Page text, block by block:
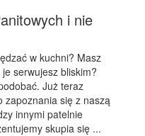
i nie
w kuchni? Masz
serwujesz bliskim?
Już teraz
zapoznania się z naszą
innymi patelnie
skupia się ...